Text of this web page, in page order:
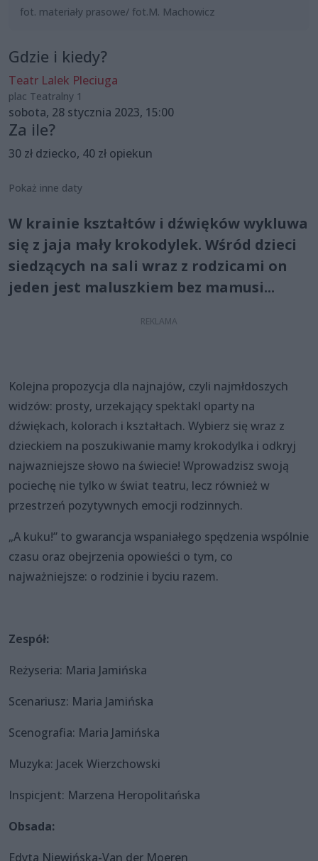
fot. materiały prasowe/ fot.M. Machowicz
Gdzie i kiedy?
Teatr Lalek Pleciuga
plac Teatralny 1
sobota, 28 stycznia 2023, 15:00
Za ile?
30 zł dziecko, 40 zł opiekun
Pokaż inne daty
W krainie kształtów i dźwięków wykluwa
się z jaja mały krokodylek. Wśród dzieci
siedzących na sali wraz z rodzicami on
jeden jest maluszkiem bez mamusi...
Kolejna propozycja dla najnajów, czyli najmłdoszych
widzów: prosty, urzekający spektakl oparty na
dźwiękach, kolorach i kształtach. Wybierz się wraz z
dzieckiem na poszukiwanie mamy krokodylka i odkryj
najwazniejsze słowo na świecie! Wprowadzisz swoją
pociechę nie tylko w świat teatru, lecz również w
przestrzeń pozytywnych emocji rodzinnych.
„A kuku!” to gwarancja wspaniałego spędzenia wspólnie
czasu oraz obejrzenia opowieści o tym, co
najważniejsze: o rodzinie i byciu razem.
Zespół:
Reżyseria: Maria Jamińska
Scenariusz: Maria Jamińska
Scenografia: Maria Jamińska
Muzyka: Jacek Wierzchowski
Inspicjent: Marzena Heropolitańska
Obsada:
Edyta Niewińska-Van der Moeren